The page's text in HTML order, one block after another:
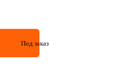
Под заказ